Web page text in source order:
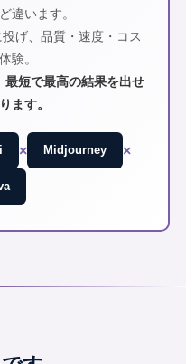
違います。
げ、品質・速度・コス
験。
短で最高の結果を出せ
ます。
× Midjourney ×